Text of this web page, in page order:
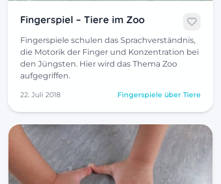
Fingerspiel – Tiere im Zoo
Fingerspiele schulen das Sprachverständnis,
die Motorik der Finger und Konzentration bei
den Jüngsten. Hier wird das Thema Zoo
aufgegriffen.
22. Juli 2018 Fingerspiele über Tiere